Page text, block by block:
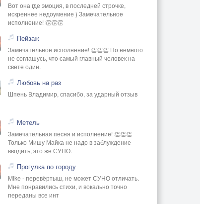
Вот она где эмоция, в последней строчке,
искреннее недоумение ) Замечательное
исполнение! 👏👏👏
Пейзаж
Замечательное исполнение! 👏👏👏 Но немного
не соглашусь, что самый главный человек на
свете один.
Любовь на раз
Шпень Владимир, спасибо, за ударный отзыв
Метель
Замечательная песня и исполнение! 👏👏👏
Только Мишу Майка не надо в заблуждение
вводить, это же СУНО.
Прогулка по городу
Mike - перевёртыш, не может СУНО отличать.
Мне понравились стихи, и вокально точно
переданы все инт